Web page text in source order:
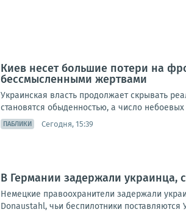
Киев несет большие потери на
бессмысленными жертвами
Украинская власть продолжает скрывать
становятся обыденностью, а число
ПАБЛИКИ Сегодня, 15:39
В Германии задержали украинца,
Немецкие правоохранители задержали
Donaustahl, чьи беспилотники поставляются